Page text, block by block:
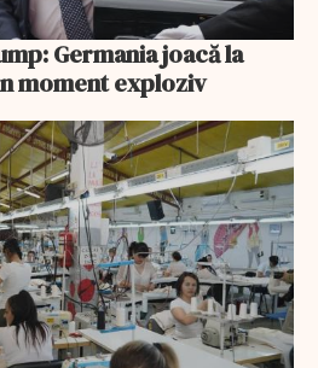
Germania joacă la
moment exploziv